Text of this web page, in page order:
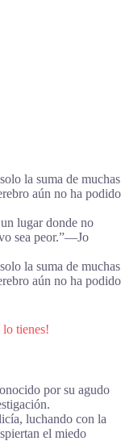
la suma de muchas
aún no ha podido
lugar donde no
sea peor.”―Jo
la suma de muchas
aún no ha podido
tienes!
por su agudo
luchando con la
el miedo